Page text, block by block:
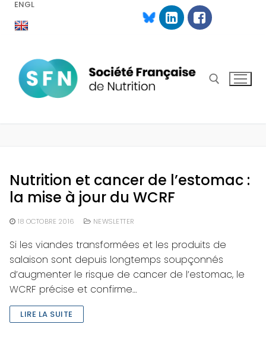
AllerENGL
Nutrition et cancer de l’estomac :
la mise à jour du WCRF
18 OCTOBRE 2016 NEWSLETTER
Si les viandes transformées et les produits de
salaison sont depuis longtemps soupçonnés
d’augmenter le risque de cancer de l’estomac, le
WCRF précise et confirme…
LIRE LA SUITE